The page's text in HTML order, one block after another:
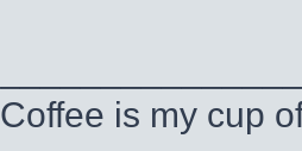
Coffee is my cup